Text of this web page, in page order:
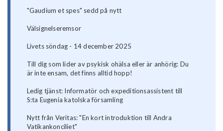
"Gaudium et spes" sedd på nytt
Välsignelseremsor
Livets söndag - 14 december 2025
Till dig som lider av psykisk ohälsa eller är anhörig: Du
är inte ensam, det finns alltid hopp!
Ledig tjänst: Informatör och expeditionsassistent till
S:ta Eugenia katolska församling
Nytt från Veritas: "En kort introduktion till Andra
Vatikankonciliet"